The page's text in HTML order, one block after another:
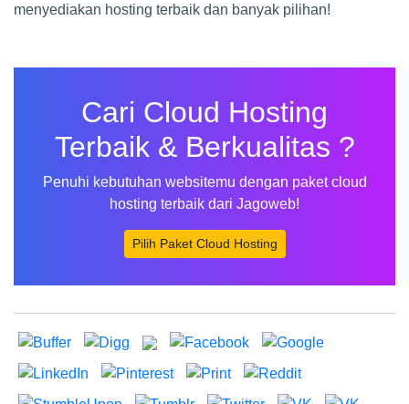
menyediakan hosting terbaik dan banyak pilihan!
Cari Cloud Hosting
Terbaik & Berkualitas ?
Penuhi kebutuhan websitemu dengan paket cloud
hosting terbaik dari Jagoweb!
Pilih Paket Cloud Hosting